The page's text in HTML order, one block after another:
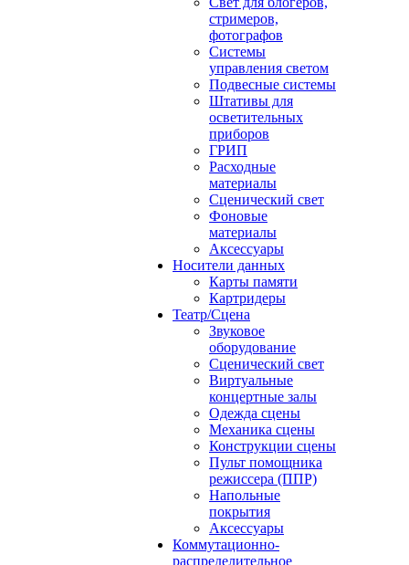
стримеров,
фотографов
Системы
управления светом
Подвесные системы
Штативы для
осветительных
приборов
ГРИП
Расходные
материалы
Сценический свет
Фоновые
материалы
Аксессуары
Носители данных
Карты памяти
Картридеры
Театр/Сцена
Звуковое
оборудование
Сценический свет
Виртуальные
концертные залы
Одежда сцены
Механика сцены
Конструкции сцены
Пульт помощника
режиссера (ППР)
Напольные
покрытия
Аксессуары
Коммутационно-
распределительное